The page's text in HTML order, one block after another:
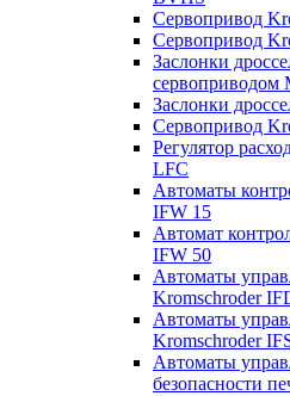
Сервопривод
Сервопривод
Заслонки
Заслонки
Cервопривод
Регулятор
LFC
Автоматы
IFW 15
Автомат
IFW 50
Автоматы
Kromschroder
Автоматы
Kromschroder
Автоматы
безопасности